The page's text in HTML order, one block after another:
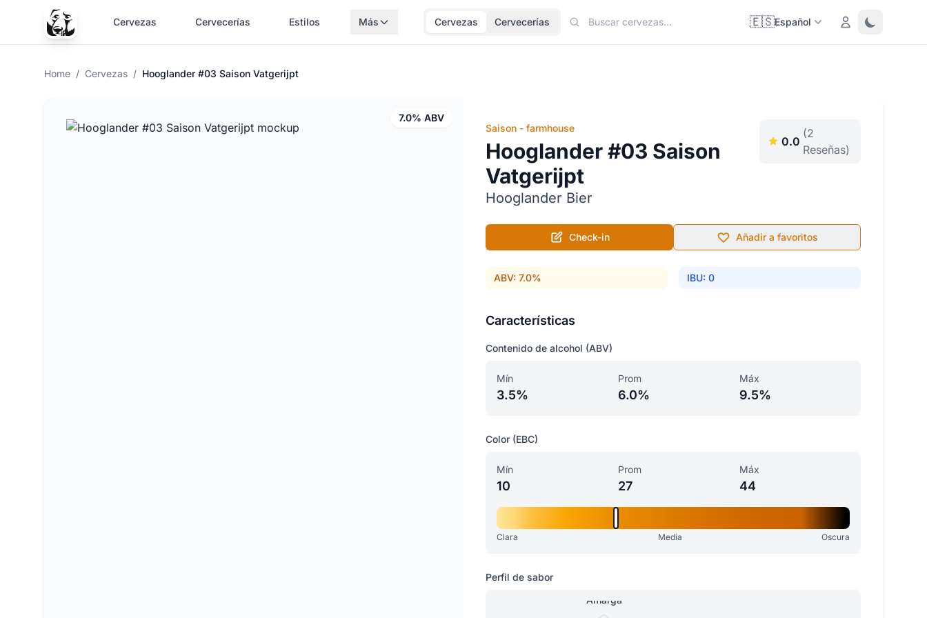
Cervezas Cervecerías Estilos Más Cervezas Cervecerías 🇪🇸Español Login Toggle
Home / Cervezas / Hooglander #03 Saison Vatgerijpt
7.0% ABV
Saison - farmhouse
Hooglander #03 Saison
Vatgerijpt
Hooglander Bier
0.0
(2
Reseñas)
Check-in Añadir a favoritos
ABV: 7.0% IBU: 0
Características
Contenido de alcohol (ABV)
Mín
3.5%
Prom
6.0%
Máx
9.5%
Color (EBC)
Mín
10
Prom
27
Máx
44
Clara Media Oscura
Perfil de sabor
Amarga